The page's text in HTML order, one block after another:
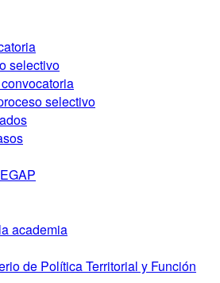
selectivo
selectivo
academia
de Política Territorial y Función